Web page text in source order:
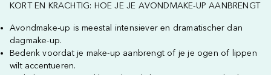
KORT EN KRACHTIG: HOE JE JE AVONDMAKE-UP AANBRENGT
Avondmake-up is meestal intensiever en dramatischer dan
dagmake-up.
Bedenk voordat je make-up aanbrengt of je je ogen of lippen
wilt accentueren.